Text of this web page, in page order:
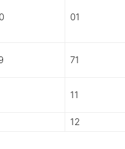
01
71
11
12